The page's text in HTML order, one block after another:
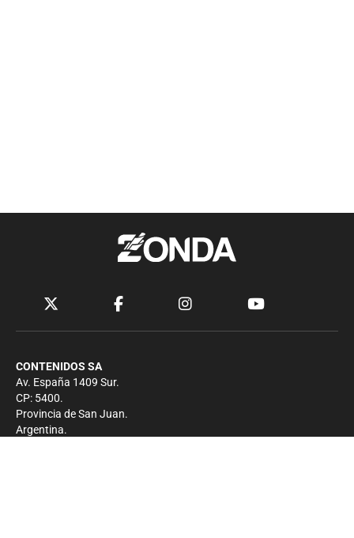
CONTENIDOS SA
Av. España 1409 Sur.
CP: 5400.
Provincia de San Juan.
Argentina.